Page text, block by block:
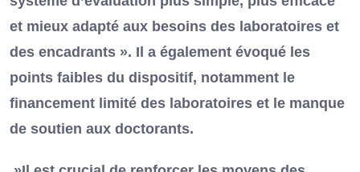
et mieux adapté aux besoins des laboratoires et
des encadrants ». Il a également évoqué les
points faibles du dispositif, notamment le
financement limité des laboratoires et le manque
de soutien aux doctorants.